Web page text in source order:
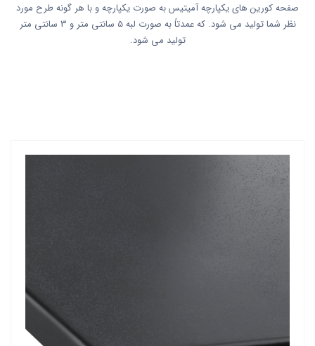
صفحه کورین های یکپارچه آمیتیس به صورت یکپارچه و با هر گونه طرح مورد
نظر شما تولید می شود. که عمدتاً به صورت لبه 5 سانتی متر و 3 سانتی متر
تولید می شود.